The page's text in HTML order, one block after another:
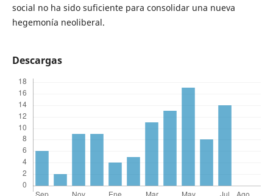
social no ha sido suficiente para consolidar una nueva
hegemonía neoliberal.
Descargas